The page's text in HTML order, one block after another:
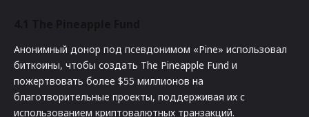
Анонимный донор под псевдонимом «Pine» использовал
биткоины, чтобы создать The Pineapple Fund и
пожертвовать более $55 миллионов на
благотворительные проекты, поддерживая их с
использованием криптовалютных транзакций.